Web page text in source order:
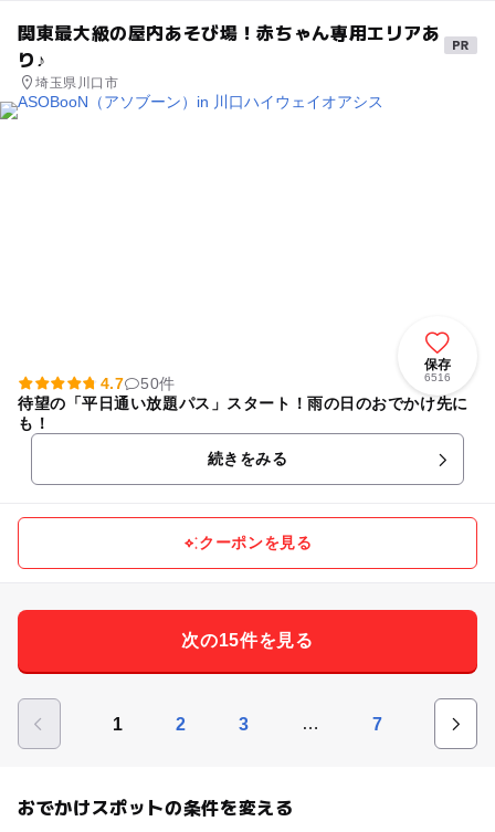
関東最大級の屋内あそび場！赤ちゃん専用エリアあ
り♪
埼玉県川口市
保存
6516
4.7
50件
待望の「平日通い放題パス」スタート！雨の日のおでかけ先に
も！
続きをみる
クーポンを見る
次の15件を見る
1 2 3 … 7
おでかけスポットの条件を変える